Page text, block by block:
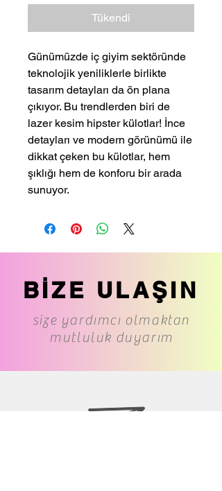
Tükendi
Günümüzde iç giyim sektöründe
teknolojik yeniliklerle birlikte
tasarım detayları da ön plana
çıkıyor. Bu trendlerden biri de
lazer kesim hipster külotlar! İnce
detayları ve modern görünümü ile
dikkat çeken bu külotlar, hem
şıklığı hem de konforu bir arada
sunuyor.
BİZE ULAŞIN
size yardımcı olmaktan
mutluluk duyarım